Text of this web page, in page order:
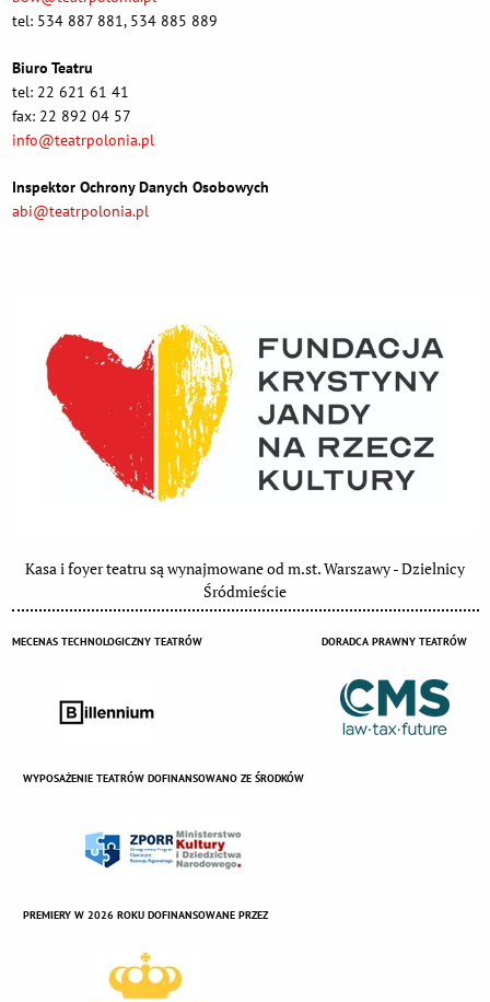
tel: 534 887 881, 534 885 889
Biuro Teatru
tel: 22 621 61 41
fax: 22 892 04 57
info@teatrpolonia.pl
Inspektor Ochrony Danych Osobowych
abi@teatrpolonia.pl
Kasa i foyer teatru są wynajmowane od m.st. Warszawy - Dzielnicy
Śródmieście
MECENAS TECHNOLOGICZNY TEATRÓW DORADCA PRAWNY TEATRÓW
WYPOSAŻENIE TEATRÓW DOFINANSOWANO ZE ŚRODKÓW
PREMIERY W 2026 ROKU DOFINANSOWANE PRZEZ